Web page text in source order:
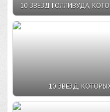
10 ЗВЕЗД ГОЛЛИВУДА,
10 ЗВЕЗД,